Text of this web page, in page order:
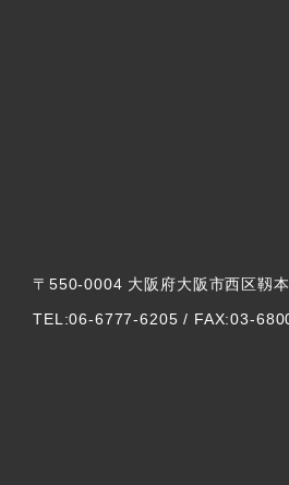
〒550-0004 大阪府大阪市西区靱
TEL:06-6777-6205 / FAX:03-